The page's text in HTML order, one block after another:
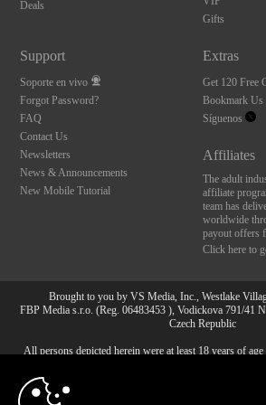
Deals
Gifts
Support
Soporte en vivo
Forgot Password?
FAQ
Contact Us
Newsletters
News & Announcements
New Mobile Tutorial
Extras
Get 120 Free
Bookmark Us
Síguenos
Affiliates
The adult
affiliate
team has
worldwide
payout offers
Click here to
Brought to you by VS Media, Inc., Westlake
FBP Media s.r.o. (Reg. 06483453 ), Vodickova 791/41
Czech Republic
All persons depicted herein were at least 18 years of
10:00